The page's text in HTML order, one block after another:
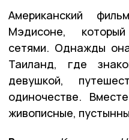
Американский
Мэдисоне,
сетями. Однажды
Таиланд, где
девушкой,
одиночестве.
живописные,